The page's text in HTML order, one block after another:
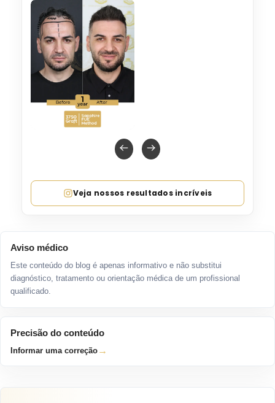
Veja nossos resultados incríveis
Aviso médico
Este conteúdo do blog é apenas informativo e não substitui
diagnóstico, tratamento ou orientação médica de um profissional
qualificado.
Precisão do conteúdo
Informar uma correção →